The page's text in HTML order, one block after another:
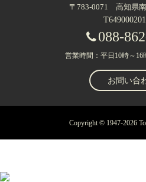
〒783-0071 高知県
088-
営業時間：平日10時～16
お問い合
Copyright © 1947-2026